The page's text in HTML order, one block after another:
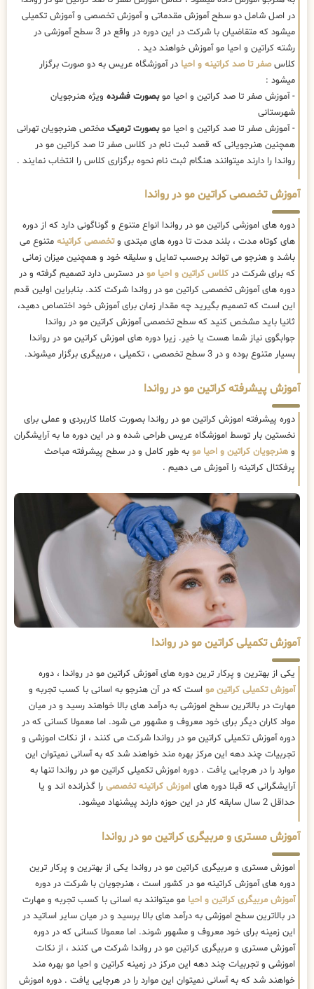
در اصل شامل دو سطح آموزش مقدماتی و آموزش تخصصی و آموزش تکمیلی
میشود که متقاضیان با شرکت در این دوره در واقع در 3 سطح آموزشی در
رشته کراتین و احیا مو آموزش خواهند دید .
کلاسصفر تا صد کراتینه و احیا در آموزشگاه عریس به دو صورت برگزار
میشود :
- آموزش صفر تا صد کراتین و احیا موبصورت فشرده ویژه هنرجویان
شهرستانی
- آموزش صفر تا صد کراتین و احیا موبصورت ترمیک مختص هنرجویان تهرانی
همچنین هنرجویانی که قصد ثبت نام در کلاس صفر تا صد کراتین مو در
رواندا را دارند میتوانند هنگام ثبت نام نحوه برگزاری کلاس را انتخاب نمایند .
آموزش تخصصی کراتین مو در رواندا
دوره های اموزشی کراتین مو در رواندا انواع متنوع و گوناگونی دارد که از دوره
های کوتاه مدت ، بلند مدت تا دوره های مبتدی وتخصصی کراتینه متنوع می
باشد و هنرجو می تواند برحسب تمایل و سلیقه خود و همچنین میزان زمانی
که برای شرکت در کلاس کراتین و احیا مو در دسترس دارد تصمیم گرفته و در
دوره های آموزش تخصصی کراتین مو در رواندا شرکت کند. بنابراین اولین قدم
این است که تصمیم بگیرید چه مقدار زمان برای آموزش خود اختصاص دهید،
ثانیا باید مشخص کنید که سطح تخصصی آموزش کراتین مو در رواندا
جوابگوی نیاز شما هست یا خیر. زیرا دوره های اموزش کراتین مو در رواندا
بسیار متنوع بوده و در 3 سطح تخصصی ، تکمیلی ، مربیگری برگزار میشوند.
آموزش پیشرفته کراتین مو در رواندا
دوره پیشرفته اموزش کراتین مو در رواندا بصورت کاملا کاربردی و عملی برای
نخستین بار توسط اموزشگاه عریس طراحی شده و در این دوره ما به آرایشگران
و هنرجویان کراتین و احیا مو به طور کامل و در سطح پیشرفته مباحث
پرفکتال کراتینه را آموزش می دهیم .
آموزش تکمیلی کراتین مو در رواندا
یکی از بهترین و پرکار ترین دوره های آموزش کراتین مو در رواندا ، دوره
آموزش تکمیلی کراتین مو است که در آن هنرجو به اسانی با کسب تجربه و
مهارت در بالاترین سطح اموزشی به درآمد های بالا خواهند رسید و در میان
مواد کاران دیگر برای خود معروف و مشهور می شود. اما معمولا کسانی که در
دوره آموزش تکمیلی کراتین مو در رواندا شرکت می کنند ، از نکات اموزشی و
تجربیات چند دهه این مرکز بهره مند خواهند شد که به آسانی نمیتوان این
موارد را در هرجایی یافت . دوره اموزش تکمیلی کراتین مو در رواندا تنها به
آرایشگرانی که قبلا دوره های اموزش کراتینه تخصصی را گذرانده اند و یا
حداقل 2 سال سابقه کار در این حوزه دارند پیشنهاد میشود.
آموزش مستری و مربیگری کراتین مو در رواندا
اموزش مستری و مربیگری کراتین مو در رواندا یکی از بهترین و پرکار ترین
دوره های آموزش کراتینه مو در کشور است ، هنرجویان با شرکت در دوره
آموزش مربیگری کراتین و احیا مو میتوانند به اسانی با کسب تجربه و مهارت
در بالاترین سطح اموزشی به درآمد های بالا برسید و در میان سایر اساتید در
این زمینه برای خود معروف و مشهور شوند. اما معمولا کسانی که در دوره
آموزش مستری و مربیگری کراتین مو در رواندا شرکت می کنند ، از نکات
اموزشی و تجربیات چند دهه این مرکز در زمینه کراتین و احیا مو بهره مند
خواهند شد که به آسانی نمیتوان این موارد را در هرجایی یافت . دوره اموزش